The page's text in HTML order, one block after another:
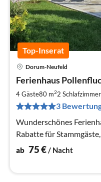
Top-Inserat
Dorum-Neufeld
Ferienhaus
4 Gäste80 m22 Schlafzimmer
3
Wunderschönes
Rabatte für
ab 75€/ Nacht